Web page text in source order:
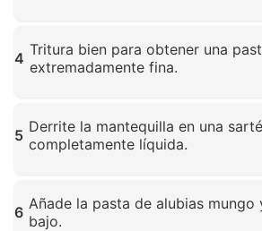
4 Tritura bien para obtener una
extremadamente fina.
5 Derrite la mantequilla en una
completamente líquida.
6 Añade la pasta de alubias
bajo.